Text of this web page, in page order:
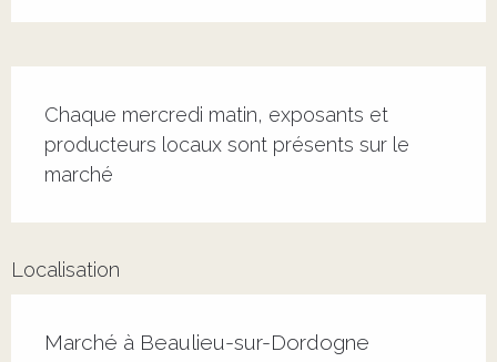
Chaque mercredi matin, exposants et
producteurs locaux sont présents sur le
marché
Localisation
Marché à Beaulieu-sur-Dordogne